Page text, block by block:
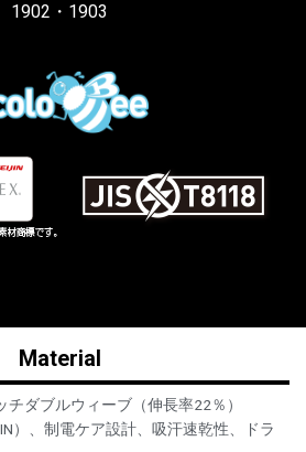
1902・1903
Material
ダブルウィーブ（伸長率22％）
、制電ケア設計、吸汗速乾性、ドラ